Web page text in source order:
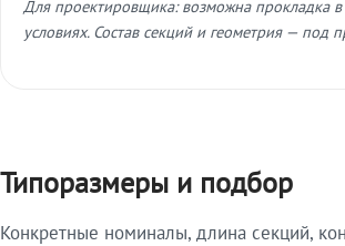
Для проектировщика: возможна прокладка
условиях. Состав секций и геометрия — под
Типоразмеры и подбор
Конкретные номиналы, длина секций,